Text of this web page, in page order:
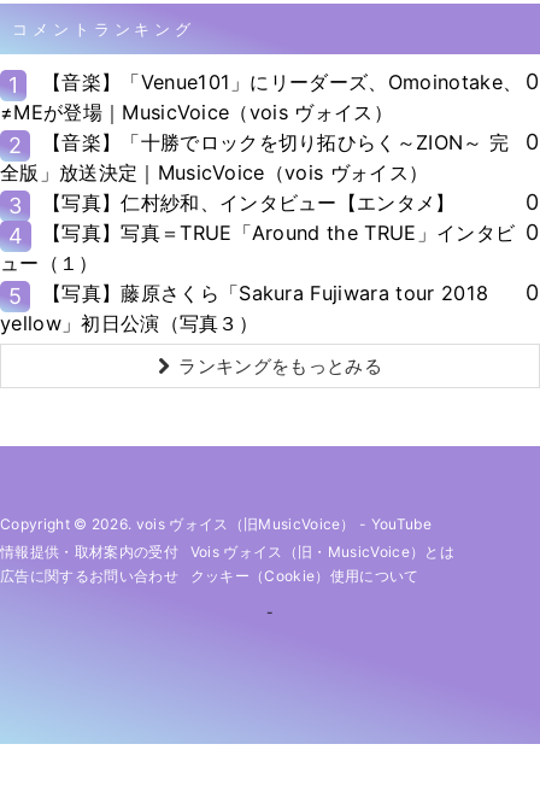
コメントランキング
1
【音楽】「Venue101」にリーダーズ、Omoinotake、
≠MEが登場｜MusicVoice（vois ヴォイス）
0
2
【音楽】「十勝でロックを切り拓ひらく～ZION～ 完
全版」放送決定｜MusicVoice（vois ヴォイス）
0
3 【写真】仁村紗和、インタビュー【エンタメ】
0
4
【写真】写真＝TRUE「Around the TRUE」インタビ
ュー（１）
0
5
【写真】藤原さくら「Sakura Fujiwara tour 2018
yellow」初日公演（写真３）
0
ランキングをもっとみる
Copyright © 2026. vois ヴォイス（旧MusicVoice） - YouTube
情報提供・取材案内の受付
Vois ヴォイス（旧・MusicVoice）とは
広告に関するお問い合わせ
クッキー（cookie）使用について
-